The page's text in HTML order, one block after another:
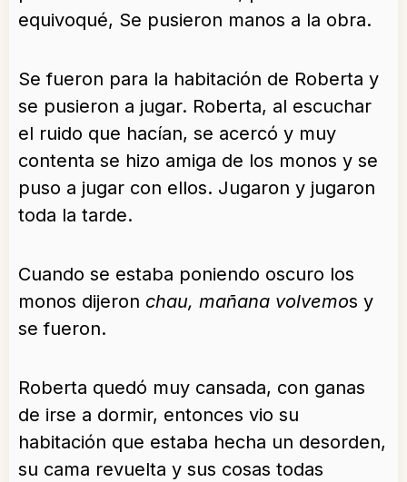
equivoqué, Se pusieron manos a la obra.
Se fueron para la habitación de Roberta y
se pusieron a jugar. Roberta, al escuchar
el ruido que hacían, se acercó y muy
contenta se hizo amiga de los monos y se
puso a jugar con ellos. Jugaron y jugaron
toda la tarde.
Cuando se estaba poniendo oscuro los
monos dijeron chau, mañana volvemos y
se fueron.
Roberta quedó muy cansada, con ganas
de irse a dormir, entonces vio su
habitación que estaba hecha un desorden,
su cama revuelta y sus cosas todas